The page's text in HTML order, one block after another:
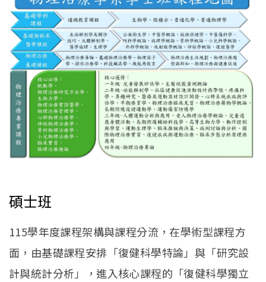
English
碩士班
115學年度課程架構與課程分流，在學術型課程方
面，由基礎課程安排「復健科學特論」與「研究設
計與統計分析」，進入核心課程的「復健科學獨立